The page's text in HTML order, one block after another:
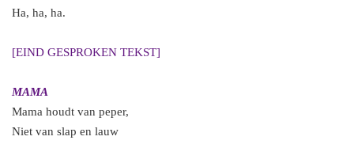
Ha, ha, ha.
[EIND GESPROKEN TEKST]
MAMA
Mama houdt van peper,
Niet van slap en lauw